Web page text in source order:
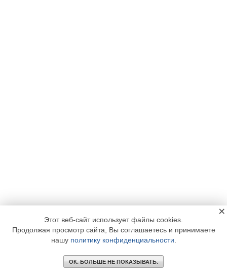
Этот веб-сайт использует файлы cookies.
Продолжая просмотр сайта, Вы соглашаетесь и принимаете
нашу политику конфиденциальности
ОК. БОЛЬШЕ НЕ ПОКАЗЫВАТЬ.
×